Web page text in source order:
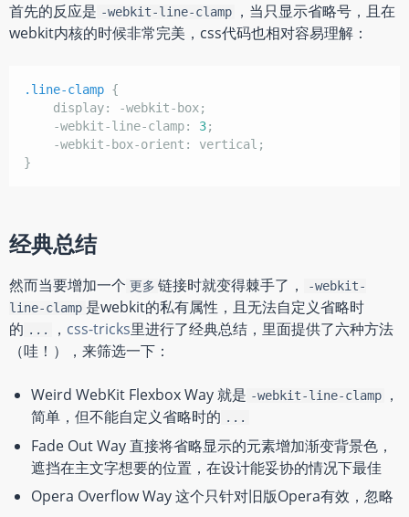
首先的反应是 -webkit-line-clamp
，当只显示省略号，且在
webkit内核的时候非常完美，css代码也相对容易理解：
.line-clamp {
display: -webkit-box;
-webkit-line-clamp: 3;
-webkit-box-orient : vertical ;
}
经典总结
然而当要增加一个 更多 链接时就变得棘手了，
-webkit-
line-clamp 是webkit的私有属性，且无法自定义省略时
的 ... ， css-tricks里进行了经典总结，里面提供了六种方法
（哇！），来筛选一下：
Weird WebKit Flexbox Way 就是 -webkit-line-clamp
，
简单，但不能自定义省略时的 ...
Fade Out Way 直接将省略显示的元素增加渐变背景色，
遮挡在主文字想要的位置，在设计能妥协的情况下最佳
Opera Overflow Way 这个只针对旧版Opera有效，忽略